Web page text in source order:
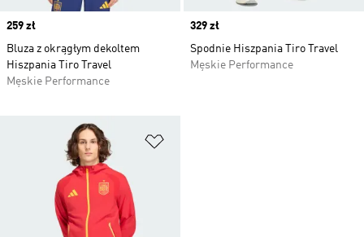
Price
259 zł
Bluza z okrągłym dekoltem
Hiszpania Tiro Travel
Męskie Performance
Price
329 zł
Spodnie Hiszpania Tiro Travel
Męskie Performance